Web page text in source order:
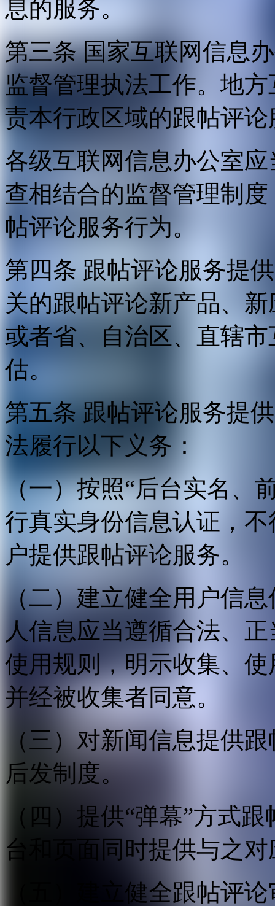
息的服务。
第三条 国家互联网信息
监督管理执法工作。地
责本行政区域的跟帖评
各级互联网信息办公室
查相结合的监督管理制
帖评论服务行为。
第四条 跟帖评论服务提
关的跟帖评论新产品、
或者省、自治区、直辖
估。
第五条 跟帖评论服务提
法履行以下义务：
（一）按照“后台实名、
行真实身份信息认证，
户提供跟帖评论服务。
（二）建立健全用户信
人信息应当遵循合法、
使用规则，明示收集、
并经被收集者同意。
（三）对新闻信息提供
后发制度。
（四）提供“弹幕”方式
台和页面同时提供与之
（五）建立健全跟帖评